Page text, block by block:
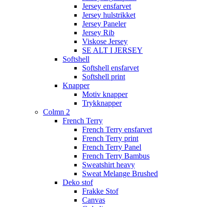
Jersey ensfarvet
Jersey hulstrikket
Jersey Paneler
Jersey Rib
Viskose Jersey
SE ALT I JERSEY
Softshell
Softshell ensfarvet
Softshell print
Knapper
Motiv knapper
Trykknapper
Colmn 2
French Terry
French Terry ensfarvet
French Terry print
French Terry Panel
French Terry Bambus
Sweatshirt heavy
Sweat Melange Brushed
Deko stof
Frakke Stof
Canvas